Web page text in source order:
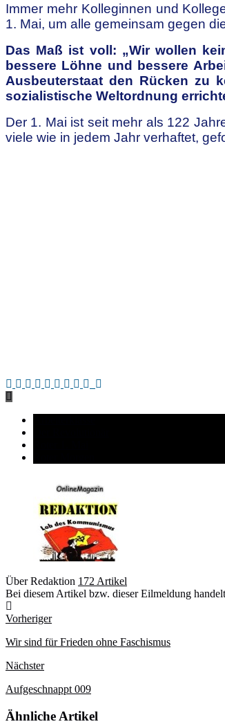
Immer mehr Kolleginnen und
1. Mai, um alle gemeinsam gegen
Das Maß ist voll: „Wir wollen
bessere Löhne und bessere
Ausbeuterstaat den Rücken zu
sozialistische Weltordnung
Der 1. Mai ist seit mehr als 122
viele wie in jedem Jahr verhaftet,
Über Redaktion 172 Artikel
Bei diesem Artikel bzw. dieser Eilmeldung
Vorheriger
Wir sind für Frieden ohne Faschismus
Nächster
Aufgeschnappt 009
Ähnliche Artikel